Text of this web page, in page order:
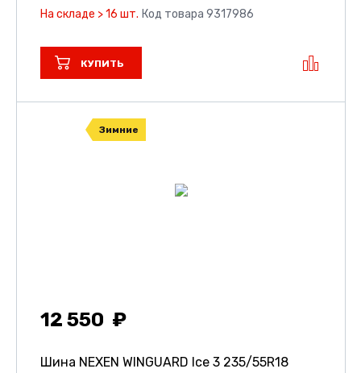
На складе > 16 шт. Код товара 9317986
КУПИТЬ
Зимние
12 550
Шина NEXEN WINGUARD Ice 3 235/55R18